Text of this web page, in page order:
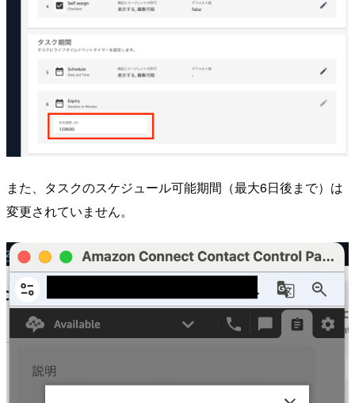
また、タスクのスケジュール可能期間（最大6日後まで）は
変更されていません。